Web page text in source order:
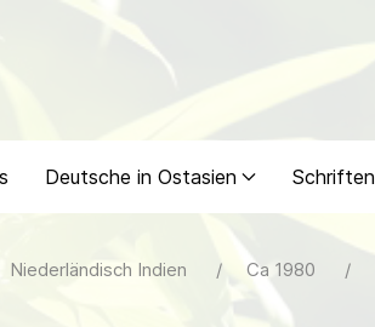
Deutsche in Ostasien Schriften
Niederländisch Indien Ca 1980